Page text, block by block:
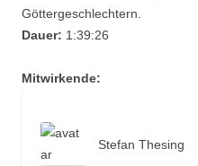
Göttergeschlechtern.
Dauer: 1:39:26
Mitwirkende:
Stefan Thesing